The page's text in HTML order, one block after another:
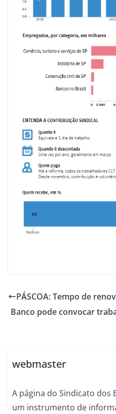
PÁSCOA: Tempo de
Banco pode convocar
webmaster
A página do Sindicato dos
um instrumento de